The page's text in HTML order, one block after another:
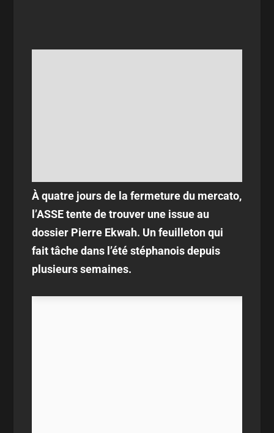
À quatre jours de la fermeture du mercato,
l’ASSE tente de trouver une issue au
dossier Pierre Ekwah. Un feuilleton qui
fait tâche dans l’été stéphanois depuis
plusieurs semaines.